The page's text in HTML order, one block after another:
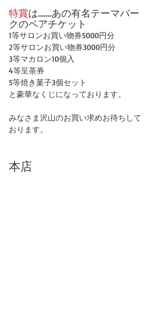
特賞は.......あの有名テーマパー
クのペアチケット
1等サロンお買い物券5000円分
2等サロンお買い物券3000円分
3等マカロン10個入
4等呈茶券
5等焼き菓子3個セット
と豪華なくじになっております。
みなさま沢山のお買い求めお待ちして
おります。
本店